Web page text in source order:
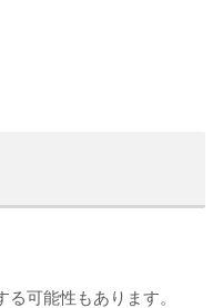
可能性もあります。